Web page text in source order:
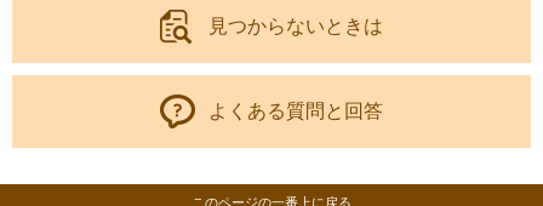
見つからないときは
よくある質問と回答
このページの一番上に戻る